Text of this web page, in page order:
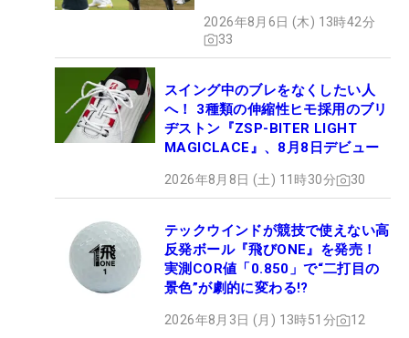
2026年8月6日 (木) 13時42分
33
スイング中のブレをなくしたい人
へ！ 3種類の伸縮性ヒモ採用のブリ
ヂストン『ZSP-BITER LIGHT
MAGICLACE』、8月8日デビュー
2026年8月8日 (土) 11時30分 30
テックウインドが競技で使えない高
反発ボール『飛びONE』を発売！
実測COR値「0.850」で“二打目の
景色”が劇的に変わる!?
2026年8月3日 (月) 13時51分 12